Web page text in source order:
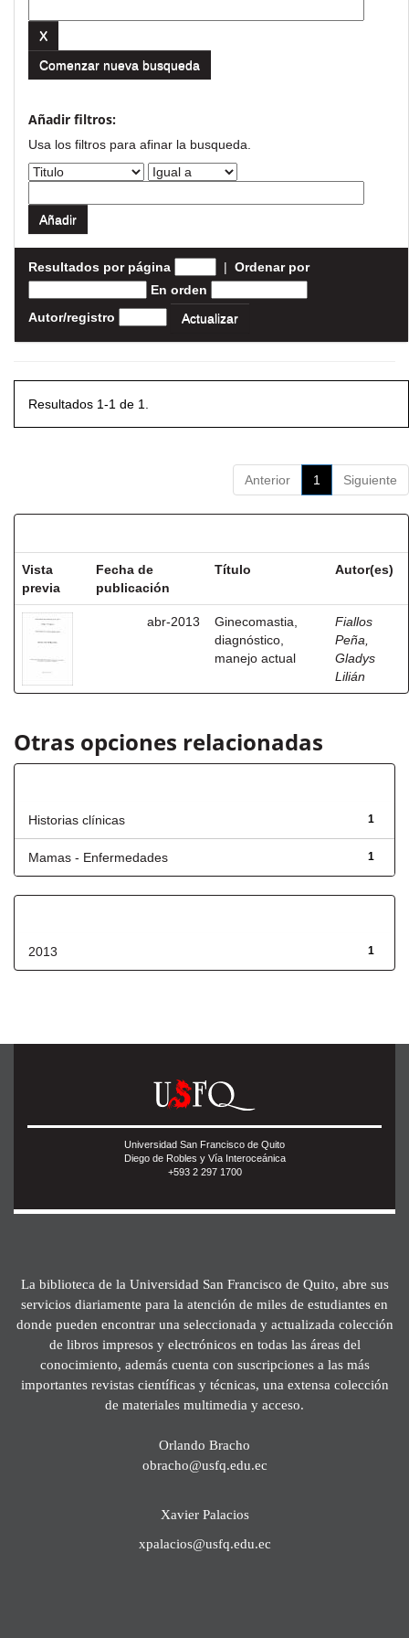
Comenzar nueva busqueda
Añadir filtros:
Usa los filtros para afinar la busqueda.
Resultados por página | Ordenar por
En orden
Autor/registro
Resultados 1-1 de 1.
Anterior 1 Siguiente
Vista
previa
Fecha de
publicación
Título Autor(es)
abr-2013
Ginecomastia,
diagnóstico,
manejo actual
Fiallos
Peña,
Gladys
Lilián
Otras opciones relacionadas
1
Historias clínicas
1
Mamas - Enfermedades
1
2013
Universidad San Francisco de Quito
Diego de Robles y Vía Interoceánica
+593 2 297 1700
La biblioteca de la Universidad San Francisco de Quito, abre sus
servicios diariamente para la atención de miles de estudiantes en
donde pueden encontrar una seleccionada y actualizada colección
de libros impresos y electrónicos en todas las áreas del
conocimiento, además cuenta con suscripciones a las más
importantes revistas científicas y técnicas, una extensa colección
de materiales multimedia y acceso.
Orlando Bracho
obracho@usfq.edu.ec
Xavier Palacios
xpalacios@usfq.edu.ec